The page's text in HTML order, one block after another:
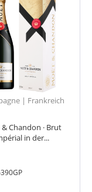
| Frankreich
Chandon · Brut
in der...